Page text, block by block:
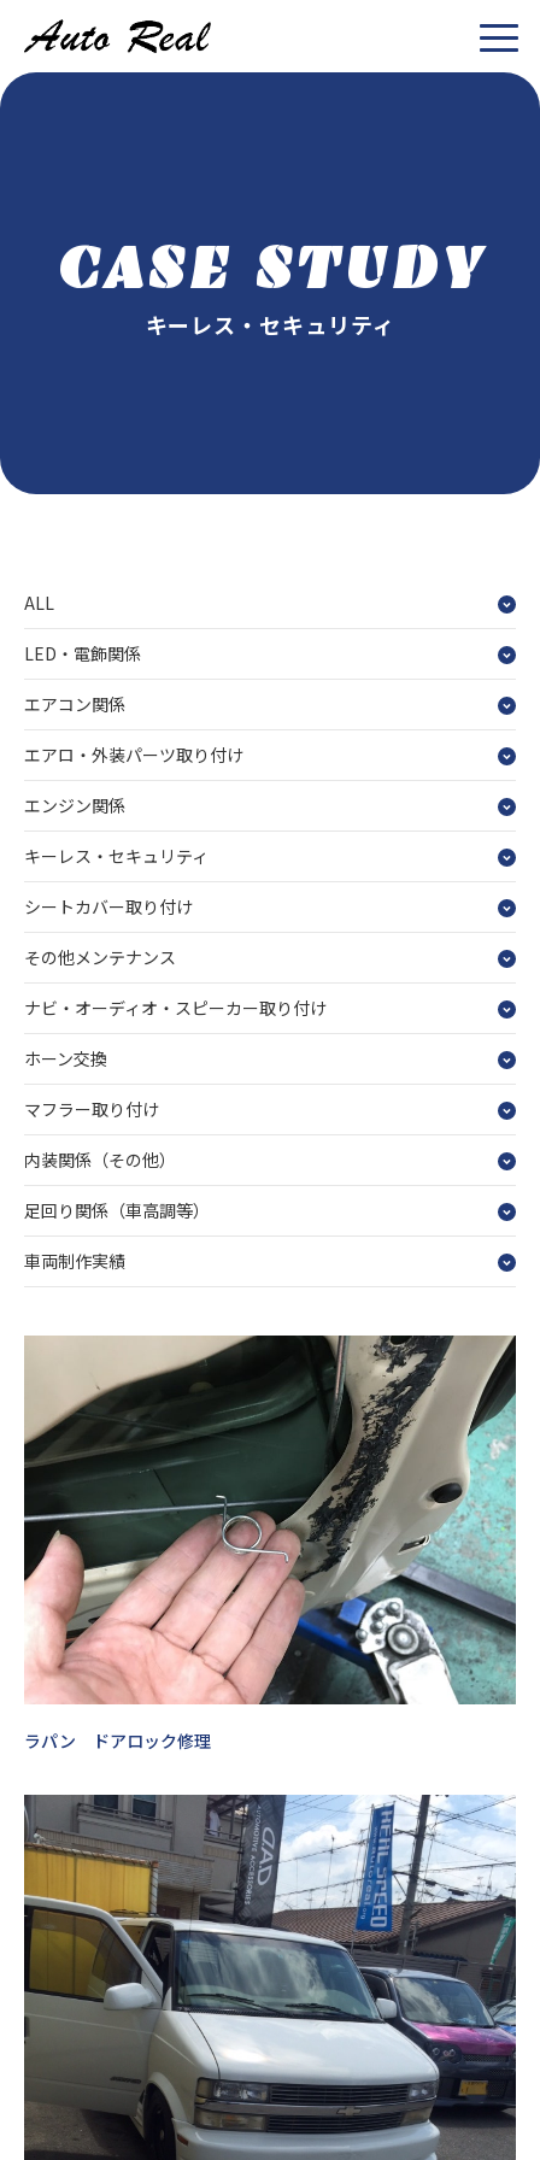
CASE STUDY
キーレス・セキュリティ
ALL
LED・電飾関係
エアコン関係
エアロ・外装パーツ取り付け
エンジン関係
キーレス・セキュリティ
シートカバー取り付け
その他メンテナンス
ナビ・オーディオ・スピーカー取り付け
ホーン交換
マフラー取り付け
内装関係（その他）
足回り関係（車高調等）
車両制作実績
ラパン ドアロック修理